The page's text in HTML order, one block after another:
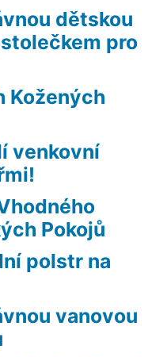
dětskou
pro
Kožených
venkovní
Pokojů
polstr na
vanovou